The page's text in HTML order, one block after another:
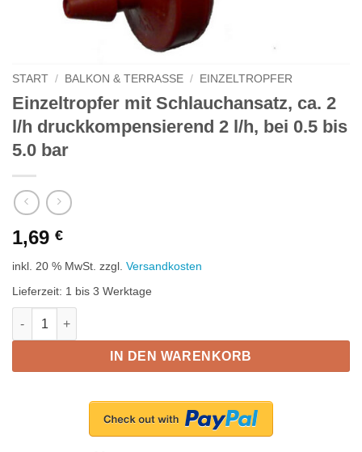
START / BALKON & TERRASSE / EINZELTROPFER
Einzeltropfer mit Schlauchansatz, ca. 2
l/h druckkompensierend 2 l/h, bei 0.5 bis
5.0 bar
1,69 €
inkl. 20 % MwSt. zzgl. Versandkosten
Lieferzeit: 1 bis 3 Werktage
Einzeltropfer mit Schlauchansatz, ca. 2 l/h
IN DEN WARENKORB